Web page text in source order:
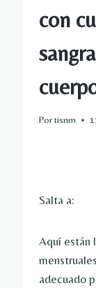
con
Portisnm
Salta a:
Aquí están
adecuado